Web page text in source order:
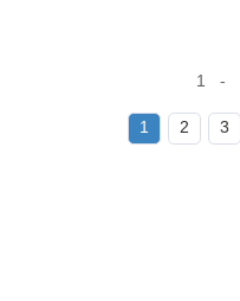
1 -
1 2 3